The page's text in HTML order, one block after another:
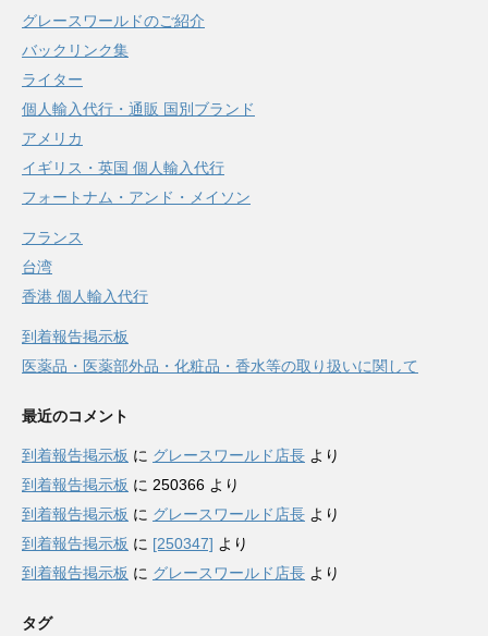
グレースワールドのご紹介
バックリンク集
ライター
個人輸入代行・通販 国別ブランド
アメリカ
イギリス・英国 個人輸入代行
フォートナム・アンド・メイソン
フランス
台湾
香港 個人輸入代行
到着報告掲示板
医薬品・医薬部外品・化粧品・香水等の取り扱いに関して
最近のコメント
到着報告掲示板 に グレースワールド店長 より
到着報告掲示板 に 250366 より
到着報告掲示板 に グレースワールド店長 より
到着報告掲示板 に [250347] より
到着報告掲示板 に グレースワールド店長 より
タグ